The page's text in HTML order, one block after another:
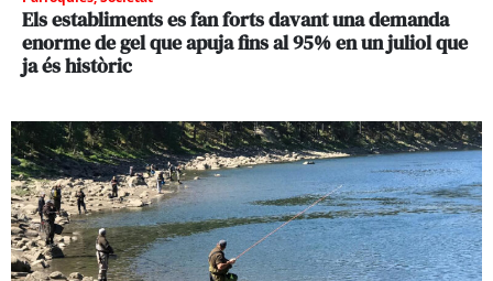
Els establiments es fan forts davant una demanda
enorme de gel que apuja fins al 95% en un juliol que
ja és històric